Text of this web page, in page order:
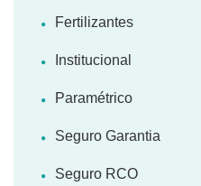
Fertilizantes
Institucional
Paramétrico
Seguro Garantia
Seguro RCO